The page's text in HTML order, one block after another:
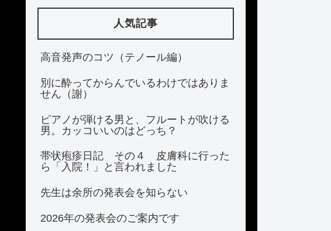
人気記事
高音発声のコツ（テノール編）
別に酔ってからんでいるわけではありま
せん（謝）
ピアノが弾ける男と、フルートが吹ける
男。カッコいいのはどっち？
帯状疱疹日記 その４ 皮膚科に行った
ら「入院！」と言われました
先生は余所の発表会を知らない
2026年の発表会のご案内です